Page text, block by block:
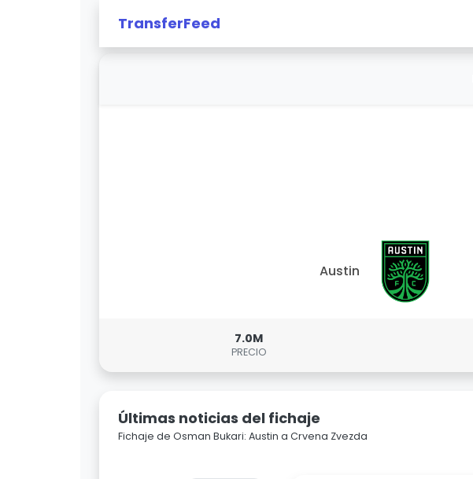
TransferFeed
Austin
7.0M
PRECIO
Últimas noticias del fichaje
Fichaje de Osman Bukari: Austin a Crvena Zvezda